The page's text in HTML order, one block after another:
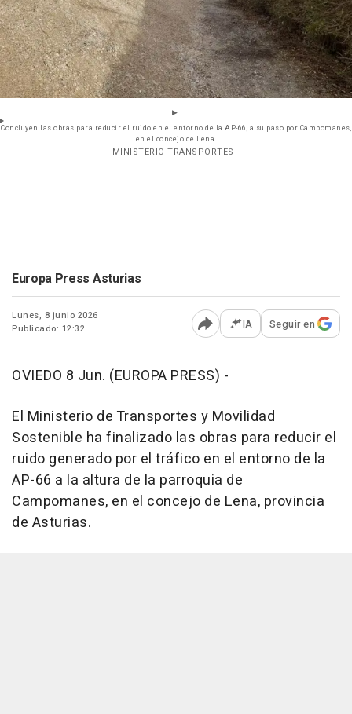
Concluyen las obras para reducir el ruido en el entorno de la AP-66, a su paso por Campomanes,
en el concejo de Lena.
- MINISTERIO TRANSPORTES
Europa Press Asturias
Lunes, 8 junio 2026
Publicado: 12:32
Abrir opciones para
IA Seguir en
OVIEDO 8 Jun. (EUROPA PRESS) -
El Ministerio de Transportes y Movilidad
Sostenible ha finalizado las obras para reducir el
ruido generado por el tráfico en el entorno de la
AP-66 a la altura de la parroquia de
Campomanes, en el concejo de Lena, provincia
de Asturias.